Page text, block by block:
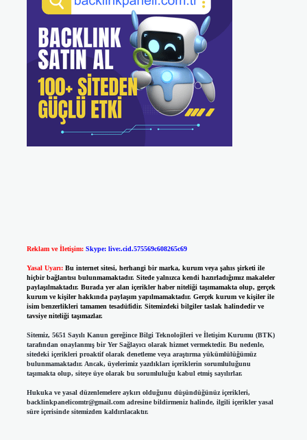
Reklam ve İletişim: Skype: live:.cid.575569c608265c69
Yasal Uyarı: Bu internet sitesi, herhangi bir marka, kurum veya şahıs şirketi ile
hiçbir bağlantısı bulunmamaktadır. Sitede yalnızca kendi hazırladığımız makaleler
paylaşılmaktadır. Burada yer alan içerikler haber niteliği taşımamakta olup, gerçek
kurum ve kişiler hakkında paylaşım yapılmamaktadır. Gerçek kurum ve kişiler ile
isim benzerlikleri tamamen tesadüfidir. Sitemizdeki bilgiler taslak halindedir ve
tavsiye niteliği taşımazlar.
Sitemiz, 5651 Sayılı Kanun gereğince Bilgi Teknolojileri ve İletişim Kurumu (BTK)
tarafından onaylanmış bir Yer Sağlayıcı olarak hizmet vermektedir. Bu nedenle,
sitedeki içerikleri proaktif olarak denetleme veya araştırma yükümlülüğümüz
bulunmamaktadır. Ancak, üyelerimiz yazdıkları içeriklerin sorumluluğunu
taşımakta olup, siteye üye olarak bu sorumluluğu kabul etmiş sayılırlar.
Hukuka ve yasal düzenlemelere aykırı olduğunu düşündüğünüz içerikleri,
backlinkpanelicomtr@gmail.comadresine bildirmeniz halinde, ilgili içerikler yasal
süre içerisinde sitemizden kaldırılacaktır.